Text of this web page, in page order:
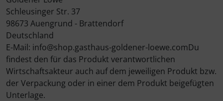
Schleusinger Str. 37
98673 Auengrund - Brattendorf
Deutschland
E-Mail: info@shop.gasthaus-goldener-loewe.comDu
findest den für das Produkt verantwortlichen
Wirtschaftsakteur auch auf dem jeweiligen Produkt bzw.
der Verpackung oder in einer dem Produkt beigefügten
Unterlage.